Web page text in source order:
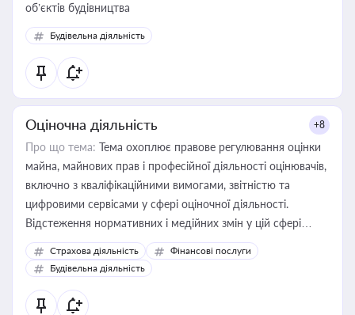
об’єктів будівництва
Будівельна діяльність
Оціночна діяльність +8
Про що тема: Тема охоплює правове регулювання оцінки
майна, майнових прав і професійної діяльності оцінювачів,
включно з кваліфікаційними вимогами, звітністю та
цифровими сервісами у сфері оціночної діяльності.
Відстеження нормативних і медійних змін у цій сфері
корисне для власника бізнесу, керівника, юриста або
бухгалтера під час оподаткування, приватизації, оренди
державного майна, корпоративних угод і перевірки
статусу суб'єктів оціночної діяльності
Страхова діяльність
Фінансові послуги
Будівельна діяльність